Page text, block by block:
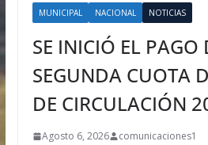
MUNICIPAL NACIONAL NOTICIAS
SE INICIÓ EL PAGO
SEGUNDA CUOTA
DE CIRCULACIÓN
Agosto 6, 2026 comunicaciones1